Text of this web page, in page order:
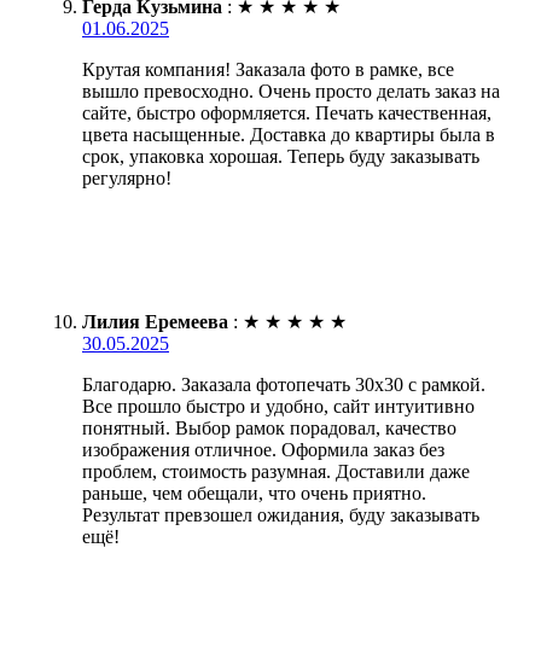
Герда Кузьмина : ★ ★ ★ ★ ★
01.06.2025
Крутая компания! Заказала фото в рамке, все
вышло превосходно. Очень просто делать заказ на
сайте, быстро оформляется. Печать качественная,
цвета насыщенные. Доставка до квартиры была в
срок, упаковка хорошая. Теперь буду заказывать
регулярно!
Лилия Еремеева : ★ ★ ★ ★ ★
30.05.2025
Благодарю. Заказала фотопечать 30х30 с рамкой.
Все прошло быстро и удобно, сайт интуитивно
понятный. Выбор рамок порадовал, качество
изображения отличное. Оформила заказ без
проблем, стоимость разумная. Доставили даже
раньше, чем обещали, что очень приятно.
Результат превзошел ожидания, буду заказывать
ещё!